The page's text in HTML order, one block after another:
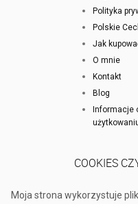
Polityka
Polskie
Jak
O mnie
Kontakt
Blog
Informacje
COOKIES
Moja strona wykorzystuje